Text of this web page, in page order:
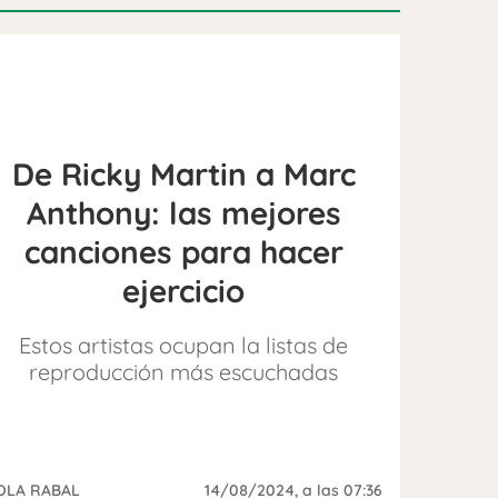
De Ricky Martin a Marc
Anthony: las mejores
canciones para hacer
ejercicio
Estos artistas ocupan la listas de
reproducción más escuchadas
RABAL 14/08/2024, a las 07:36